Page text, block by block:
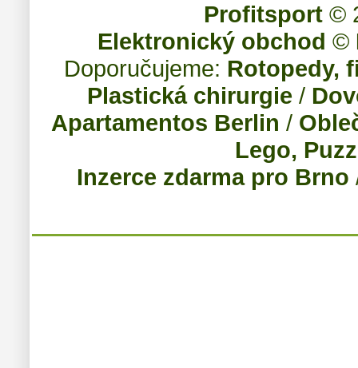
Profitsport ©
Elektronický obchod ©
Doporučujeme: Rotopedy,
Plastická chirurgie /
Apartamentos Berlin /
Lego,
Inzerce zdarma pro Brno